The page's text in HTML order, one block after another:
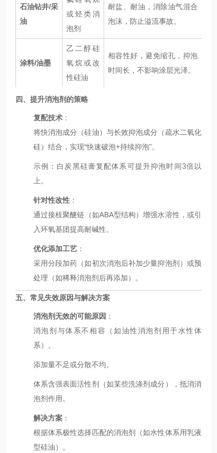
石油钻井/采
油
或烃类消
泡剂
耐盐、耐油，消除油气混合
泡沫，防止溢流事故。
涂料/油墨
乙二醇硅
氧烷或改
性硅油
相容性好，避免缩孔，抑泡
时间长，不影响涂层光泽。
四、提升消泡剂的策略
复配技术：
将快消泡成分（硅油）与长效抑泡成分（疏水二氧化
硅）结合，实现“快速破泡+持续抑泡"。
示例：白炭黑硅膏复配体系可提升抑泡时间3倍以
上。
针对性改性：
通过接枝聚醚链（如ABA型结构）增强水溶性，或引
入环氧基团提高耐碱性。
优化添加工艺：
采用分段加药（如初次消泡后补加少量抑泡剂）或预
处理（如稀释消泡剂后再添加）。
五、常见失效原因与解决方案
消泡剂无效的可能原因 ：
消泡剂与体系不相容（如油性消泡剂用于水性体
系）。
添加量不足或分散不均。
体系含强表面活性剂（如某些洗涤剂成分），抵消消
泡剂作用。
解决方案：
根据体系极性选择匹配的消泡剂（如水性体系用乳液
型硅油）。